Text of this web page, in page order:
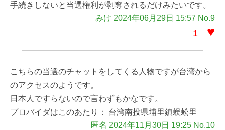
手続きしないと当選権利が剥奪されるだけみたいです。
みけ 2024年06月29日 15:57 No.9
1 ♥
こちらの当選のチャットをしてくる人物ですが台湾から
のアクセスのようです。
日本人ですらないので言わずもかなです。
プロバイダはこのあたり： 台湾南投県埔里鎮蜈蚣里
匿名 2024年11月30日 19:25 No.10